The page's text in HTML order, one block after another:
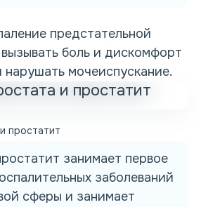
предстательной
боль и дискомфорт
нарушать мочеиспускание.
простатит
занимает первое
заболеваний
сферы и занимает